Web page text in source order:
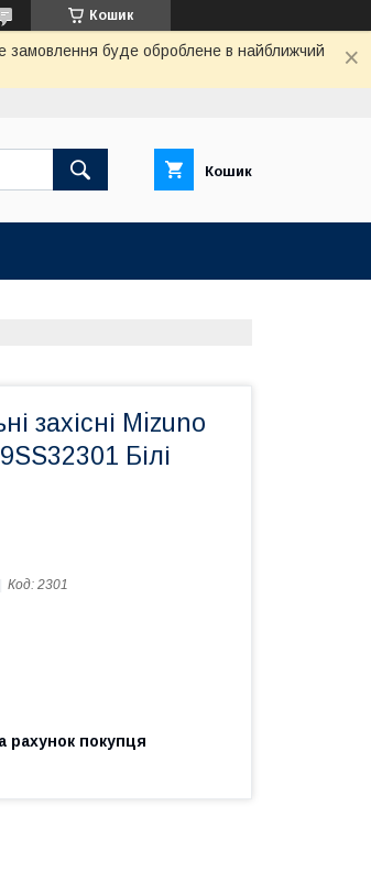
Кошик
замовлення буде оброблене в найближчий
Кошик
захісні Mizuno
Білі
Код: 2301
рахунок покупця